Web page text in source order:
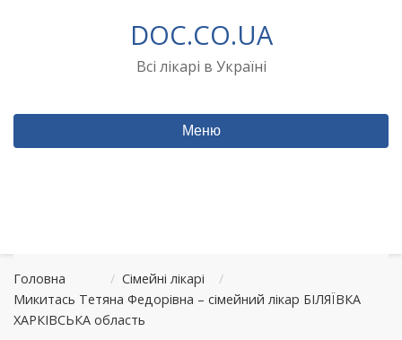
DOC.CO.UA
Всі лікарі в Україні
Меню
Головна / Сімейні лікарі
/
Микитась Тетяна Федорівна – сімейний лікар БІЛЯЇВКА
ХАРКІВСЬКА область